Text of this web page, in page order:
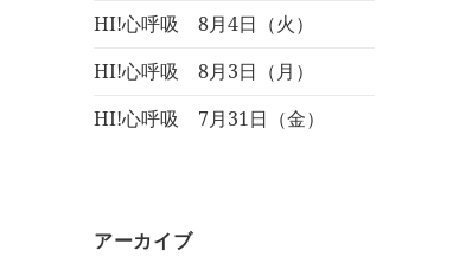
HI!心呼吸 8月4日（火）
HI!心呼吸 8月3日（月）
HI!心呼吸 7月31日（金）
アーカイブ